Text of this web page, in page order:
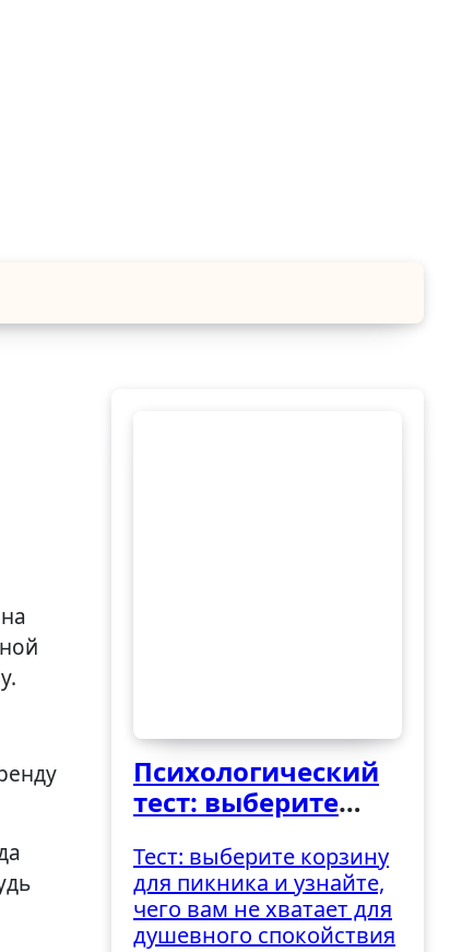
Психологический
тест: выберите
как вы
справляетесь с
трудностями
Тест: выберите корзину
для пикника и узнайте,
чего вам не хватает для
душевного спокойствия